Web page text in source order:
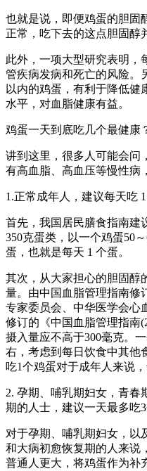
也就是说，即便鸡蛋的胆固
正常，吃下去的这点胆固醇
此外，一项大型研究表明，
管疾病发病和死亡的风险。
以内的鸡蛋，有利于降低健
水平，对血脂健康有益。
鸡蛋一天到底吃几个最健康
讲到这里，很多人可能会问
有高血脂、高血压等慢性病
1.正常成年人，建议每天吃
首先，我国居民膳食指南建
350克蛋类，以一个鸡蛋50
蛋，也就是每天 1 个蛋。
其次，从大家担心的胆固醇
量。由中国血脂管理指南修
专家委员会、中华医学会心
修订的《中国血脂管理指南
摄入量应不高于300毫克。
右，考虑到每日饮食中其他
吃1个鸡蛋对于成年人来说，
2. 孕期、哺乳期妇女，青春
期的人士，建议一天最多吃
对于孕期、哺乳期妇女，以
和大病初愈恢复期的人来说
普通人更大，将鸡蛋作为补